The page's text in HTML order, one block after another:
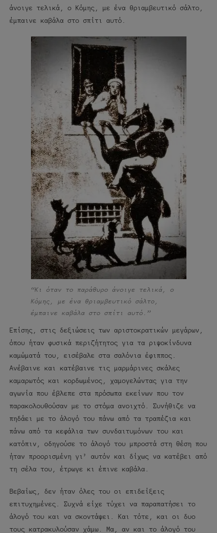
άνοιγε τελικά, ο Κόμης, με ένα θριαμβευτικό σάλτο,
έμπαινε καβάλα στο σπίτι αυτό.
“Κι όταν το παράθυρο άνοιγε τελικά, ο
Κόμης, με ένα θριαμβευτικό σάλτο,
έμπαινε καβάλα στο σπίτι αυτό.”
Επίσης, στις δεξιώσεις των αριστοκρατικών μεγάρων,
όπου ήταν φυσικά περιζήτητος για τα ριψοκίνδυνα
καμώματά του, εισέβαλε στα σαλόνια έφιππος.
Ανέβαινε και κατέβαινε τις μαρμάρινες σκάλες
καμαρωτός και κορδωμένος, χαμογελώντας για την
αγωνία που έβλεπε στα πρόσωπα εκείνων που τον
παρακολουθούσαν με το στόμα ανοιχτό. Συνήθιζε να
πηδάει με το άλογό του πάνω από τα τραπέζια και
πάνω από τα κεφάλια των συνδαιτυμόνων του και
κατόπιν, οδηγούσε το άλογό του μπροστά στη θέση που
ήταν προορισμένη γι’ αυτόν και δίχως να κατέβει από
τη σέλα του, έτρωγε κι έπινε καβάλα.
Βεβαίως, δεν ήταν όλες του οι επιδείξεις
επιτυχημένες. Συχνά είχε τύχει να παραπατήσει το
άλογό του και να σκοντάψει. Και τότε, και οι δυο
τους κατρακυλούσαν χάμω. Μα, αν και το άλογό του